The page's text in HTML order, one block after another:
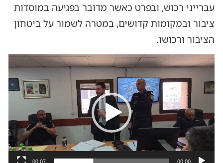
עברייני רכוש, ובפרט כאשר מדובר בפגיעה במוסדות
ציבור ובמקומות קדושים, במטרה לשמור על ביטחון
הציבור ורכושו.
נגן
וידאו
00:00
00:07